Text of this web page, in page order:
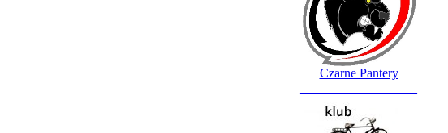
Czarne Pantery